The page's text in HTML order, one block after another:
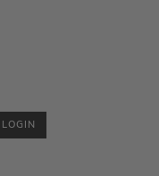
LOGIN